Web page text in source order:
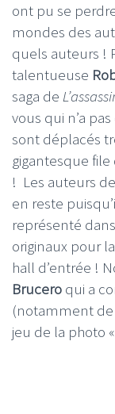
ont pu se
mondes des
quels auteurs !
talentueuse
saga de
vous qui n’a
sont déplacés
gigantesque
! Les auteurs
en reste
représenté
originaux pour
hall d’entrée !
Brucero qui a
(notamment de
jeu de la photo